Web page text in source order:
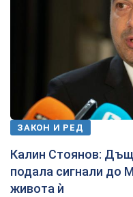
ЗАКОН И РЕД
Калин Стоянов:
подала сигнали до
живота ѝ